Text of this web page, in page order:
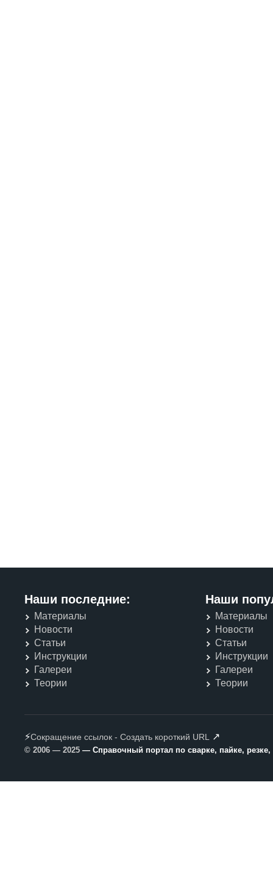
Наши последние:
Материалы
Новости
Статьи
Инструкции
Галереи
Теории
Наши
Материалы
Новости
Статьи
Инструкции
Галереи
Теории
⚡Сокращение ссылок - Создать короткий URL ↗
© 2006 — 2025 — Справочный портал по сварке, пайке,